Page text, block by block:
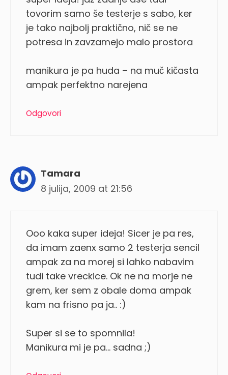
tovorim samo še testerje s sabo, ker
je tako najbolj praktično, nič se ne
potresa in zavzamejo malo prostora
manikura je pa huda – na muč kičasta
ampak perfektno narejena
Odgovori
Tamara
8 julija, 2009 at 21:56
Ooo kaka super ideja! Sicer je pa res,
da imam zaenx samo 2 testerja sencil
ampak za na morej si lahko nabavim
tudi take vreckice. Ok ne na morje ne
grem, ker sem z obale doma ampak
kam na frisno pa ja.. :)
Super si se to spomnila!
Manikura mi je pa… sadna ;)